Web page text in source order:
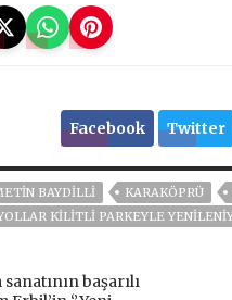
Facebook Twitter
BAYDILLI KARAKÖPRÜ
KİLİTLİ PARKEYLE
başarılı